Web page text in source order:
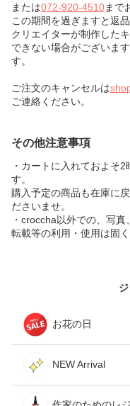
または072-920-4510まで
この期間を過ぎますと返
クリエイターが制作した
できない場合がございま
す。
ご注文のキャンセルは
ご連絡ください。
その他注意事項
・カートに入れておよそ
す。
購入予定の商品も在庫に
ださいませ。
・croccha以外での、写
転載等の利用・使用は固
お花の日
NEW Arrival